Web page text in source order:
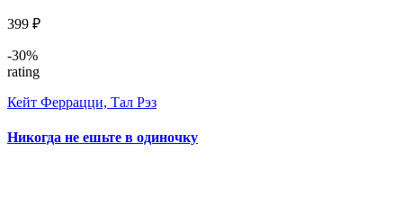
399 ₽
-30%
rating
Кейт Феррацци, Тал Рэз
Никогда не ешьте в одиночку